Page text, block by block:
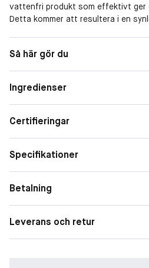
vattenfri produkt som effektivt ger en ytlig exfolierande effekt.
Detta kommer att resultera i en synlig
Så här gör du
Ingredienser
Certifieringar
Specifikationer
Betalning
Leverans och retur